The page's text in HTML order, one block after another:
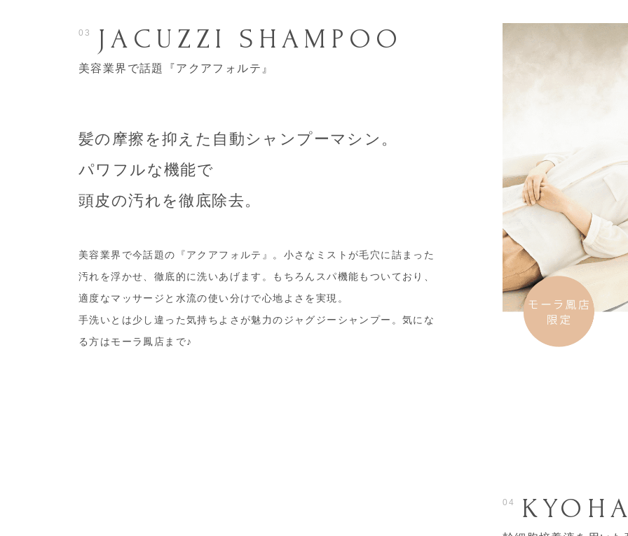
03 JACUZZI SHAMPOO
美容業界で話題『アクアフォルテ』
髪の摩擦を抑えた 自動シャンプーマシン。
パワフルな機能で
頭皮の汚れを徹底除去。
美容業界で今話題の『アクアフォルテ』。小さなミストが毛穴に詰まった
汚れを浮かせ、徹底的に洗いあげます。もちろんスパ機能もついており、
適度なマッサージと水流の使い分けで心地よさを実現。
手洗いとは少し違った気持ちよさが魅力のジャグジーシャンプー。気にな
る方はモーラ鳳店まで♪
04